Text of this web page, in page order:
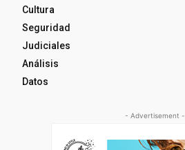
Cultura
Seguridad
Judiciales
Análisis
Datos
- Advertisement -